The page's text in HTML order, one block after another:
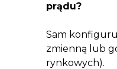
prądu?
Sam
zmienną lub
rynkowych).